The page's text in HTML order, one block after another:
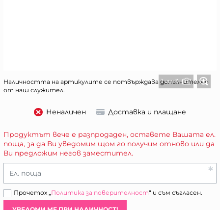
1 от 3
Наличността на артикулите се потвърждава допълнително
от наш служител.
Неналичен Доставка и плащане
Продуктът вече е разпродаден, оставете Вашата ел.
поща, за да Ви уведомим щом го получим отново или да
Ви предложим негов заместител.
Ел. поща
Прочетох „Политика за поверителност“ и съм съгласен.